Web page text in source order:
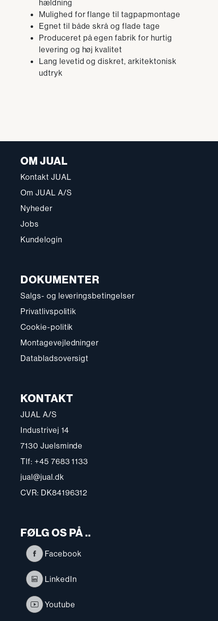
hældning
Mulighed for flange til tagpapmontage
Egnet til både skrå og flade tage
Produceret på egen fabrik for hurtig
levering og høj kvalitet
Lang levetid og diskret, arkitektonisk
udtryk
OM JUAL
Kontakt JUAL
Om JUAL A/S
Nyheder
Jobs
Kundelogin
DOKUMENTER
Salgs- og leveringsbetingelser
Privatlivspolitik
Cookie-politik
Montagevejledninger
Databladsoversigt
KONTAKT
JUAL A/S
Industrivej 14
7130 Juelsminde
Tlf: +45 7683 1133
jual@jual.dk
CVR: DK84196312
FØLG OS PÅ ..
Facebook
LinkedIn
Youtube